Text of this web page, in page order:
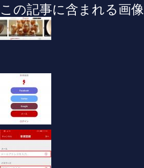
この記事に含まれる画像